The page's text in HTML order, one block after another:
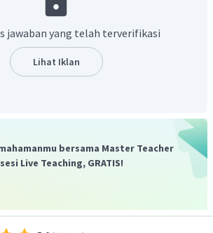
ikatan alfa yang terdiri atas
dengan menggunakan asam
glukosa (menjadi
juga dapat dilakukan dengan bantuan
jawaban yang telah terverifikasi
Lihat Iklan
bersama Master Teacher
Live Teaching, GRATIS!